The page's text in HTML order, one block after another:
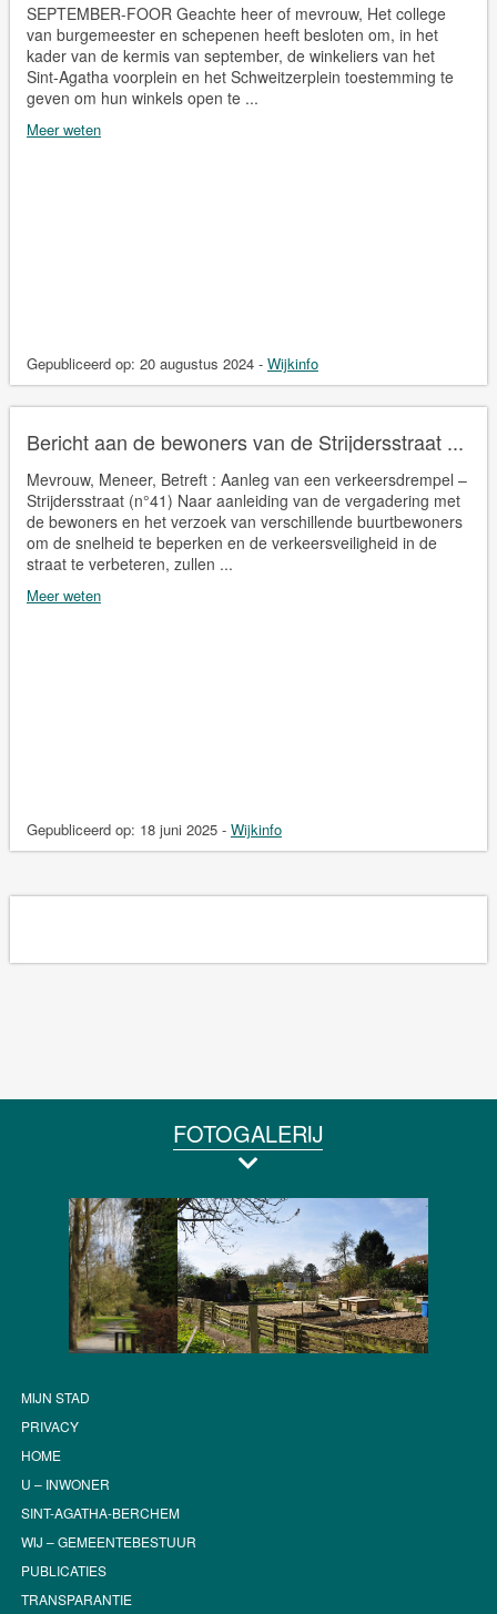
SEPTEMBER-FOOR Geachte heer of mevrouw, Het college
van burgemeester en schepenen heeft besloten om, in het
kader van de kermis van september, de winkeliers van het
Sint-Agatha voorplein en het Schweitzerplein toestemming te
geven om hun winkels open te ...
Meer weten
Gepubliceerd op: 20 augustus 2024 - Wijkinfo
Bericht aan de bewoners van de Strijdersstraat ...
Mevrouw, Meneer, Betreft : Aanleg van een verkeersdrempel –
Strijdersstraat (n°41) Naar aanleiding van de vergadering met
de bewoners en het verzoek van verschillende buurtbewoners
om de snelheid te beperken en de verkeersveiligheid in de
straat te verbeteren, zullen ...
Meer weten
Gepubliceerd op: 18 juni 2025 - Wijkinfo
FOTOGALERIJ
MIJN STAD
PRIVACY
HOME
U – INWONER
SINT-AGATHA-BERCHEM
WIJ – GEMEENTEBESTUUR
PUBLICATIES
TRANSPARANTIE